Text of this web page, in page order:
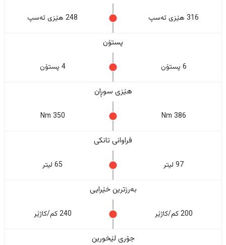
316 هێزی ئەسپ 248 هێزی ئەسپ
پستۆن
6 پستۆن 4 پستۆن
هێزی سوڕان
386 Nm
350 Nm
فراوانی تانکی
97 لیتر 65 لیتر
بەرزترین خێرایی
200 کم/کاژێر 240 کم/کاژێر
جۆری لێخورین